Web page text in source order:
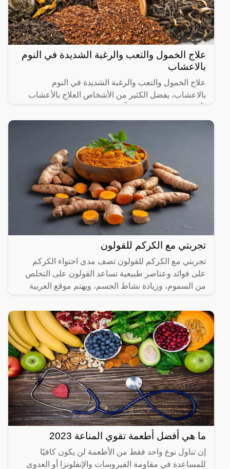
علاج الخمول والتعب والرغبة الشديدة في النوم
بالاعشاب
علاج الخمول والتعب والرغبة الشديدة في النوم
بالاعشاب، يفضل الكثير من الأشخاص العلاج بالأعشاب
الكيميائية التي قد تسبب
تجربتي مع الكركم للقولون
تجربتي مع الكركم للقولون تصف مدى احتواء الكركم
على فوائد وعناصر طبيعية تساعد القولون على التخلص
من السموم، وزيادة نشاط الجسم، ويهتم موقع العربية
ما هي أفضل أطعمة تقوي المناعة 2023
إن تناول نوع واحد فقط من الأطعمة لن يكون كافيًا
للمساعدة في مقاومة الفيروسات والإنفلونزا أو العدوى